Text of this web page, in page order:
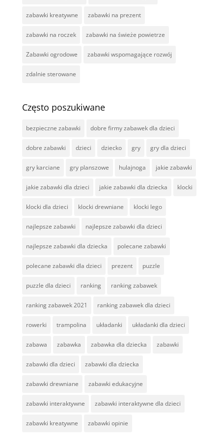
zabawki kreatywne zabawki na prezent
zabawki na roczek zabawki na świeże powietrze
Zabawki ogrodowe zabawki wspomagające rozwój
zdalnie sterowane
Często poszukiwane
bezpieczne zabawki dobre firmy zabawek dla dzieci
dobre zabawki dzieci dziecko gry gry dla dzieci
gry karciane gry planszowe hulajnoga jakie zabawki
jakie zabawki dla dzieci jakie zabawki dla dziecka klocki
klocki dla dzieci klocki drewniane klocki lego
najlepsze zabawki najlepsze zabawki dla dzieci
najlepsze zabawki dla dziecka polecane zabawki
polecane zabawki dla dzieci prezent puzzle
puzzle dla dzieci ranking ranking zabawek
ranking zabawek 2021 ranking zabawek dla dzieci
rowerki trampolina układanki układanki dla dzieci
zabawa zabawka zabawka dla dziecka zabawki
zabawki dla dzieci zabawki dla dziecka
zabawki drewniane zabawki edukacyjne
zabawki interaktywne zabawki interaktywne dla dzieci
zabawki kreatywne zabawki opinie